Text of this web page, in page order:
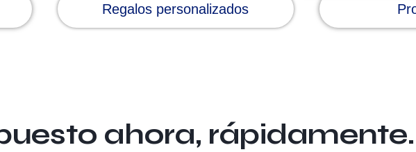
Regalos personalizados
ahora, rápidamente.